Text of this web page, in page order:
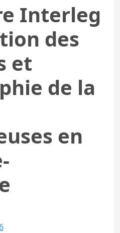
Interleg
des
et
de la
en